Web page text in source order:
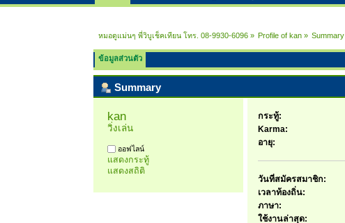
หมอดูแม่นๆ พี่วิบูเช็คเทียน โทร. 08-9930-6096» Profile of kan» Summary
ข้อมูลส่วนตัว
Summary
kan
วิ่งเล่น
ออฟไลน์
แสดงกระทู้
แสดงสถิติ
กระทู้:
Karma:
อายุ:
วันที่สมัครสมาชิก:
เวลาท้องถิ่น:
ภาษา:
ใช้งานล่าสุด: